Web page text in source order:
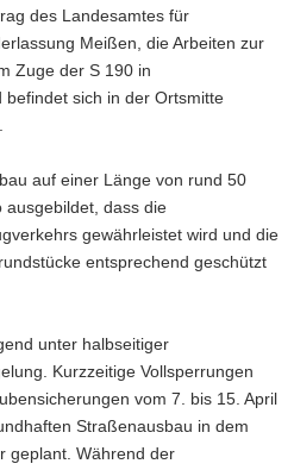
des Landesamtes für
Meißen, die Arbeiten zur
Zuge der S 190 in
sich in der Ortsmitte
auf einer Länge von rund 50
ausgebildet, dass die
gewährleistet wird und die
entsprechend geschützt
unter halbseitiger
Kurzzeitige Vollsperrungen
vom 7. bis 15. April
Straßenausbau in dem
geplant. Während der